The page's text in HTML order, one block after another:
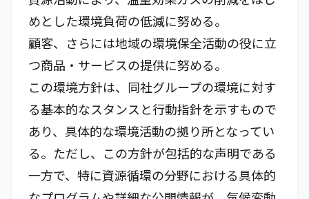
めとした環境負荷の低減に努める。
顧客、さらには地域の環境保全活動の役に立
つ商品・サービスの提供に努める。
この環境方針は、同社グループの環境に対す
る基本的なスタンスと行動指針を示すもので
あり、具体的な環境活動の拠り所となってい
る。ただし、この方針が包括的な声明である
一方で、特に資源循環の分野における具体的